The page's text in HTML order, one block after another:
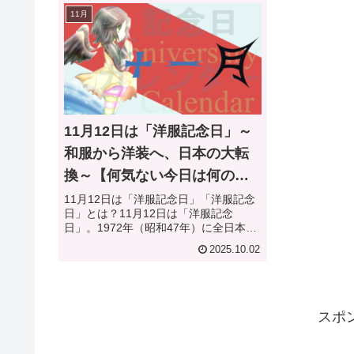
11月
11月12日は「洋服記念日」～
和服から洋装へ、日本の大転
換～【何気ない今日は何の
日？】
11月12日は「洋服記念日」「洋服記念
日」とは？11月12日は「洋服記念
日」。1972年（昭和47年）に全日本洋
服協同組合連合会が制定した記念日で
す。明治時代、日本が近代国家として
2025.10.02
スポ